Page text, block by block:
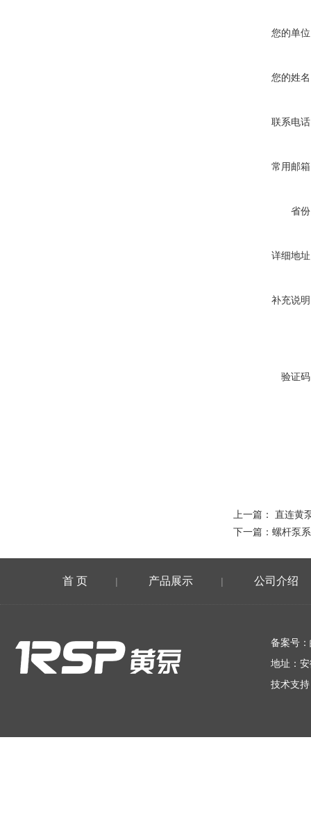
您的单
您的姓
联系电
常用邮
省
详细地
补充说
验证
上一篇： 直连黄
下一篇： 螺杆泵
首 页 | 产品展示 | 公司介绍
备案号：
地址：
技术支